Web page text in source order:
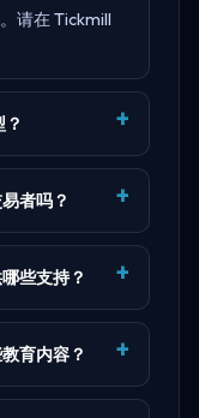
请在Tickmill
者吗？
些支持？
育内容？